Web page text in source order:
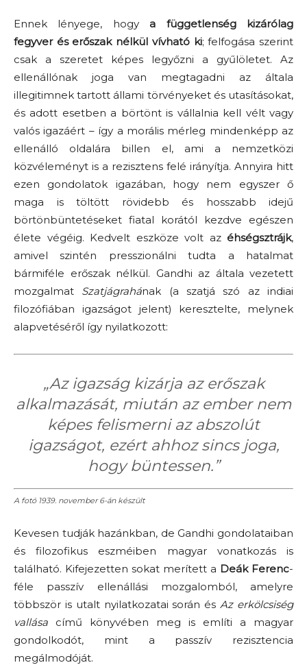
Ennek lényege, hogy a függetlenség kizárólag
fegyver és erőszak nélkül vívható ki; felfogása szerint
csak a szeretet képes legyőzni a gyűlöletet. Az
ellenállónak joga van megtagadni az általa
illegitimnek tartott állami törvényeket és utasításokat,
és adott esetben a börtönt is vállalnia kell vélt vagy
valós igazáért – így a morális mérleg mindenképp az
ellenálló oldalára billen el, ami a nemzetközi
közvéleményt is a rezisztens felé irányítja. Annyira hitt
ezen gondolatok igazában, hogy nem egyszer ő
maga is töltött rövidebb és hosszabb idejű
börtönbüntetéseket fiatal korától kezdve egészen
élete végéig. Kedvelt eszköze volt az éhségsztrájk,
amivel szintén presszionálni tudta a hatalmat
bármiféle erőszak nélkül. Gandhi az általa vezetett
mozgalmat Szatjágrahának (a szatjá szó az indiai
filozófiában igazságot jelent) keresztelte, melynek
alapvetéséről így nyilatkozott:
„Az igazság kizárja az erőszak
alkalmazását, miután az ember nem
képes felismerni az abszolút
igazságot, ezért ahhoz sincs joga,
hogy büntessen.”
A fotó 1939. november 6-án készült
Kevesen tudják hazánkban, de Gandhi gondolataiban
és filozofikus eszméiben magyar vonatkozás is
található. Kifejezetten sokat merített a Deák Ferenc-
féle passzív ellenállási mozgalomból, amelyre
többször is utalt nyilatkozatai során és Az erkölcsiség
vallása című könyvében meg is említi a magyar
gondolkodót, mint a passzív rezisztencia
megálmodóját.